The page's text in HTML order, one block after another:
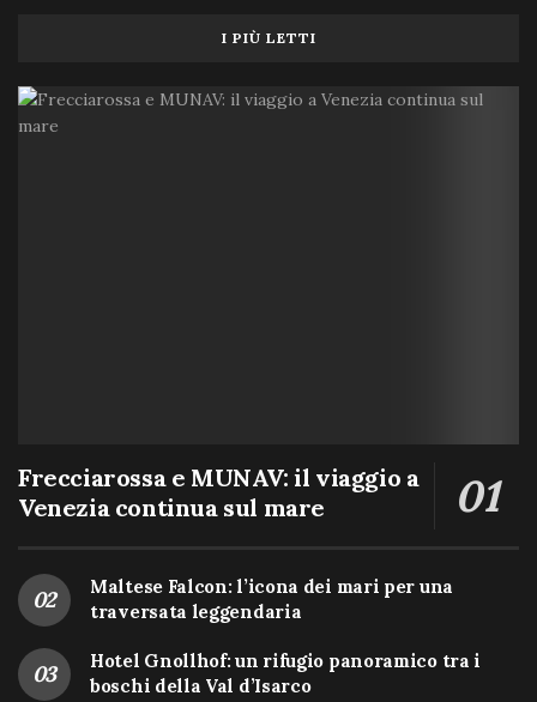
I PIÙ LETTI
Frecciarossa e MUNAV: il viaggio a
Venezia continua sul mare
Maltese Falcon: l’icona dei mari per una
traversata leggendaria
Hotel Gnollhof: un rifugio panoramico tra i
boschi della Val d’Isarco